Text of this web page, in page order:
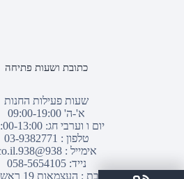
כתובת ושעות פתיחה
שעות פעילות החנות
א'-ה' 09:00-19:00
יום ו וערבי חג: 09:00-13:00
טלפון : 03-9382771
אימייל :938@938.co.il
נייד: 058-5654105
כתובת : העצמאות 19 ראש העין